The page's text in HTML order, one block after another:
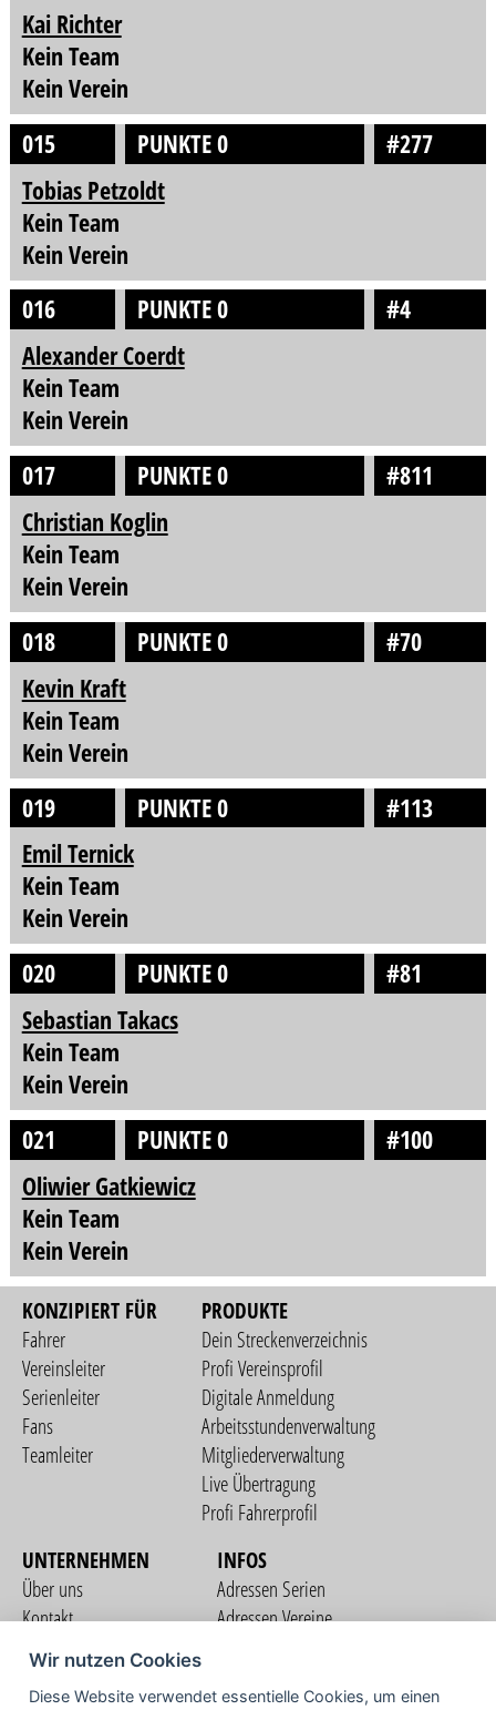
Kai Richter
Kein Team
Kein Verein
015
PUNKTE 0
#277
Tobias Petzoldt
Kein Team
Kein Verein
016
PUNKTE 0
#4
Alexander Coerdt
Kein Team
Kein Verein
017
PUNKTE 0
#811
Christian Koglin
Kein Team
Kein Verein
018
PUNKTE 0
#70
Kevin Kraft
Kein Team
Kein Verein
019
PUNKTE 0
#113
Emil Ternick
Kein Team
Kein Verein
020
PUNKTE 0
#81
Sebastian Takacs
Kein Team
Kein Verein
021
PUNKTE 0
#100
Oliwier Gatkiewicz
Kein Team
Kein Verein
KONZIPIERT FÜR
Fahrer
Vereinsleiter
Serienleiter
Fans
Teamleiter
PRODUKTE
Dein Streckenverzeichnis
Profi Vereinsprofil
Digitale Anmeldung
Arbeitsstundenverwaltung
Mitgliederverwaltung
Live Übertragung
Profi Fahrerprofil
UNTERNEHMEN
Über uns
Kontakt
Nutzungsbedingungen
Datenschutzerklärung
INFOS
Adressen Serien
Adressen Vereine
Wir nutzen Cookies
Diese Website verwendet essentielle Cookies, um einen